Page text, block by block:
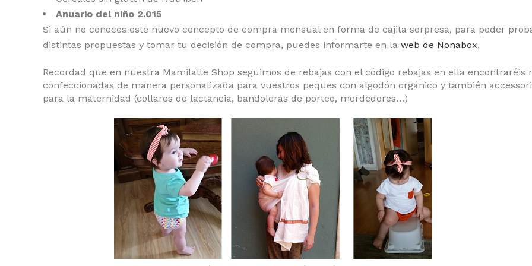
Anuario del niño 2.015
Si aún no conoces este nuevo concepto de compra mensual en forma de cajita sorpresa, para poder
distintas propuestas y tomar tu decisión de compra, puedes informarte en la web de Nonabox,
Recordad que en nuestra Mamilatte Shop seguimos de rebajas con el código rebajas en ella encontraréis
confeccionadas de manera personalizada para vuestros peques con algodón orgánico y también
para la maternidad (collares de lactancia, bandoleras de porteo, mordedores…)